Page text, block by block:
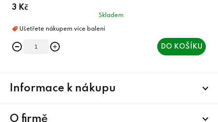
3 Kč
Skladem
DO KOŠÍKU
Informace k nákupu
O firmě